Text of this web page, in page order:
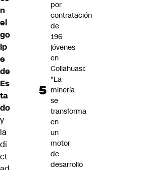
n
el
go
lp
e
de
Es
ta
do
y
la
di
ct
por
contratación
de
196
jóvenes
en
Collahuasi:
"La
minería
se
transforma
en
un
motor
de
desarrollo